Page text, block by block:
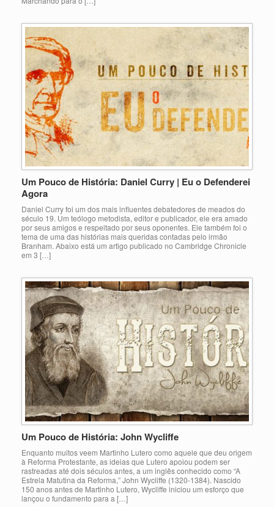
Um Pouco de História: Daniel Curry | Eu o Defenderei
Agora
Daniel Curry foi um dos mais influentes debatedores de meados do
século 19. Um teólogo metodista, editor e publicador, ele era amado
por seus amigos e respeitado por seus oponentes. Ele também foi o
tema de uma das histórias mais queridas contadas pelo irmão
Branham. Abaixo está um artigo publicado no Cambridge Chronicle
em 3 […]
Um Pouco de História: John Wycliffe
Enquanto muitos veem Martinho Lutero como aquele que deu origem
à Reforma Protestante, as ideias que Lutero apoiou podem ser
rastreadas até dois séculos antes, a um inglês conhecido como “A
Estrela Matutina da Reforma,” John Wycliffe (1320-1384). Nascido
150 anos antes de Martinho Lutero, Wycliffe iniciou um esforço que
lançou o fundamento para a […]